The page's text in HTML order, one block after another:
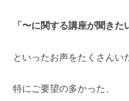
「〜に関する講座が聞きた
といったお声をたくさんい
特にご要望の多かった、